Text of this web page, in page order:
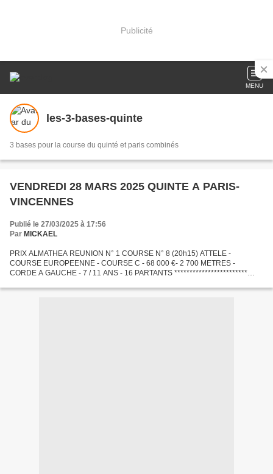
Publicité
MENU
les-3-bases-quinte
3 bases pour la course du quinté et paris combinés
VENDREDI 28 MARS 2025 QUINTE A PARIS-
VINCENNES
Publié le 27/03/2025 à 17:56
Par MICKAEL
PRIX ALMATHEA REUNION N° 1 COURSE N° 8 (20h15) ATTELE -
COURSE EUROPEENNE - COURSE C - 68 000 €- 2 700 METRES -
CORDE A GAUCHE - 7 / 11 ANS - 16 PARTANTS ************************
***************************...